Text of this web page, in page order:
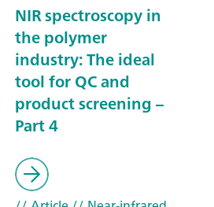
NIR spectroscopy in
the polymer
industry: The ideal
tool for QC and
product screening –
Part 4